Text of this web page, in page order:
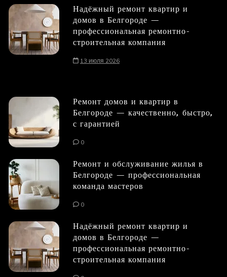
Надёжный ремонт квартир и
домов в Белгороде —
профессиональная ремонтно-
строительная компания
13 июля 2026
Ремонт домов и квартир в
Белгороде — качественно, быстро,
с гарантией
0
Ремонт и обслуживание жилья в
Белгороде — профессиональная
команда мастеров
0
Надёжный ремонт квартир и
домов в Белгороде —
профессиональная ремонтно-
строительная компания